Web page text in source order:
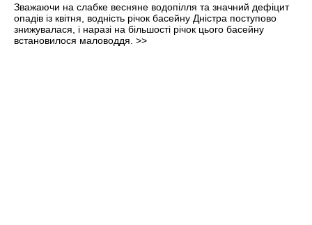
Зважаючи на слабке весняне водопілля та значний дефіцит
опадів із квітня, водність річок басейну Дністра поступово
знижувалася, і наразі на більшості річок цього басейну
встановилося маловоддя. >>